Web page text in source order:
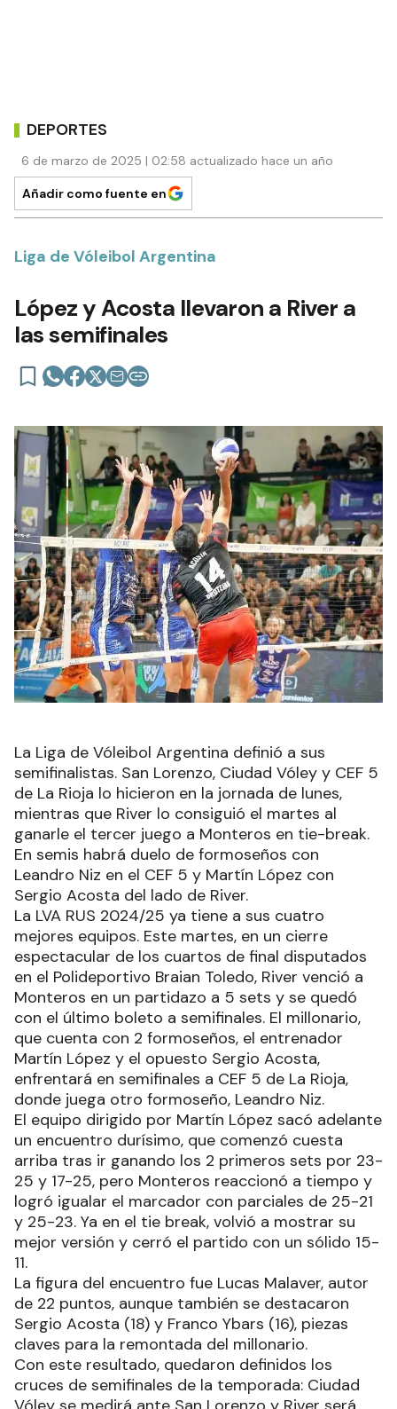
DEPORTES
6 de marzo de 2025 | 02:58 actualizado hace un año
Añadir como fuente en
Liga de Vóleibol Argentina
López y Acosta llevaron a River a
las semifinales
La Liga de Vóleibol Argentina definió a sus
semifinalistas. San Lorenzo, Ciudad Vóley y CEF 5
de La Rioja lo hicieron en la jornada de lunes,
mientras que River lo consiguió el martes al
ganarle el tercer juego a Monteros en tie-break.
En semis habrá duelo de formoseños con
Leandro Niz en el CEF 5 y Martín López con
Sergio Acosta del lado de River.
La LVA RUS 2024/25 ya tiene a sus cuatro
mejores equipos. Este martes, en un cierre
espectacular de los cuartos de final disputados
en el Polideportivo Braian Toledo, River venció a
Monteros en un partidazo a 5 sets y se quedó
con el último boleto a semifinales. El millonario,
que cuenta con 2 formoseños, el entrenador
Martín López y el opuesto Sergio Acosta,
enfrentará en semifinales a CEF 5 de La Rioja,
donde juega otro formoseño, Leandro Niz.
El equipo dirigido por Martín López sacó adelante
un encuentro durísimo, que comenzó cuesta
arriba tras ir ganando los 2 primeros sets por 23-
25 y 17-25, pero Monteros reaccionó a tiempo y
logró igualar el marcador con parciales de 25-21
y 25-23. Ya en el tie break, volvió a mostrar su
mejor versión y cerró el partido con un sólido 15-
11.
La figura del encuentro fue Lucas Malaver, autor
de 22 puntos, aunque también se destacaron
Sergio Acosta (18) y Franco Ybars (16), piezas
claves para la remontada del millonario.
Con este resultado, quedaron definidos los
cruces de semifinales de la temporada: Ciudad